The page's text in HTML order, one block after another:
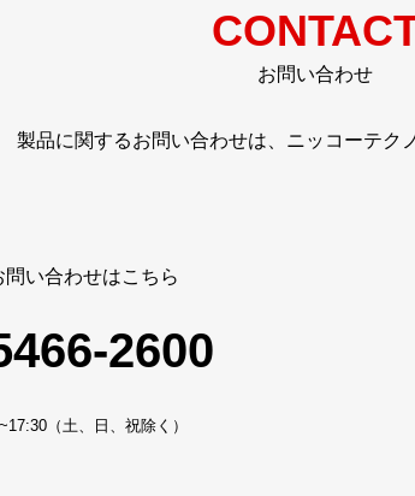
お問い合わせ
製品に関するお問い合わせは、ニッコーテク
問い合わせはこちら
2600
（土、日、祝除く）